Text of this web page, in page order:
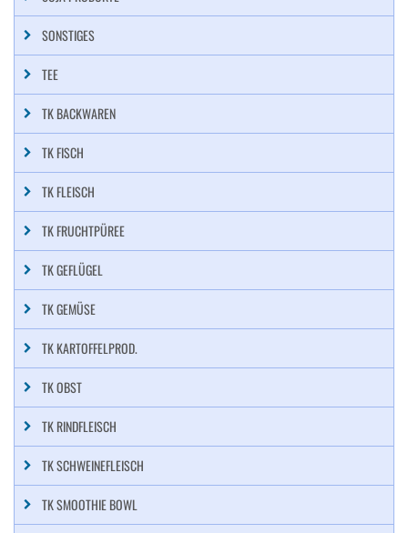
SONSTIGES
TEE
TK BACKWAREN
TK FISCH
TK FLEISCH
TK FRUCHTPÜREE
TK GEFLÜGEL
TK GEMÜSE
TK KARTOFFELPROD.
TK OBST
TK RINDFLEISCH
TK SCHWEINEFLEISCH
TK SMOOTHIE BOWL